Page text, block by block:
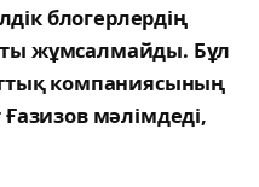
блогерлердің
жұмсалмайды. Бұл
компаниясының
мәлімдеді,